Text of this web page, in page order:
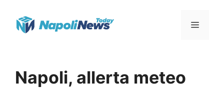
Menu
Napoli, allerta meteo